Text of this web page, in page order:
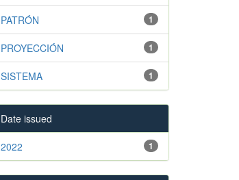
1
PATRÓN
1
PROYECCIÓN
1
SISTEMA
Date issued
1
2022